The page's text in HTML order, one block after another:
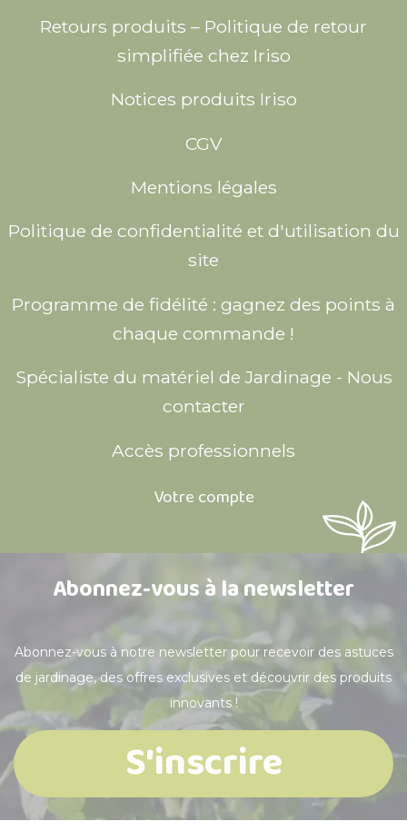
Retours produits – Politique de retour
simplifiée chez Iriso
Notices produits Iriso
CGV
Mentions légales
Politique de confidentialité et d'utilisation du
site
Programme de fidélité : gagnez des points à
chaque commande !
Spécialiste du matériel de Jardinage - Nous
contacter
Accès professionnels
Votre compte
Abonnez-vous à la newsletter
Abonnez-vous à notre newsletter pour recevoir des astuces
de jardinage, des offres exclusives et découvrir des produits
innovants !
S'inscrire